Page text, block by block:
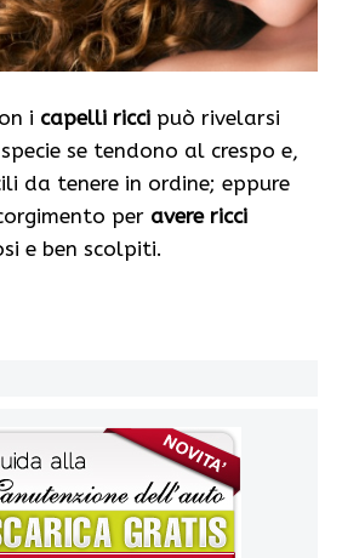
i capelli ricci può rivelarsi
se tendono al crespo e,
da tenere in ordine; eppure
per avere ricci
e ben scolpiti.